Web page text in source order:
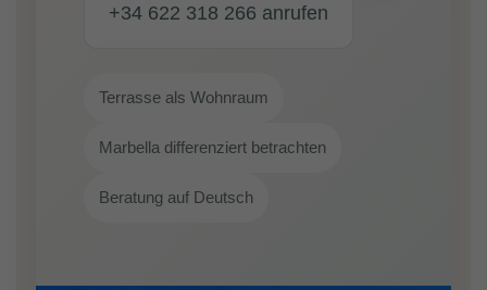
+34 622 318 266 anrufen
Terrasse als Wohnraum
Marbella differenziert betrachten
Beratung auf Deutsch